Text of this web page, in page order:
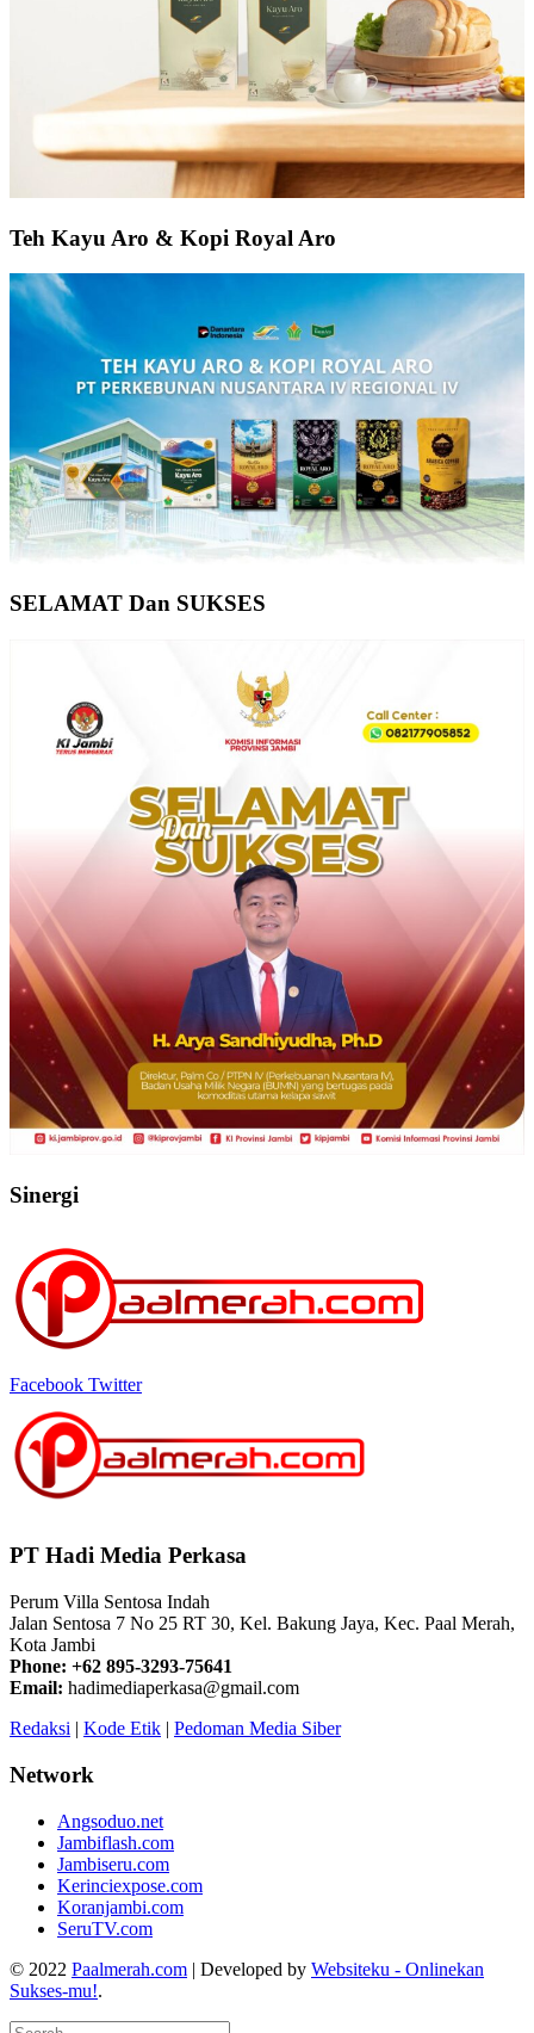
Teh Kayu Aro & Kopi Royal Aro
SELAMAT Dan SUKSES
Sinergi
Facebook Twitter
PT Hadi Media Perkasa
Perum Villa Sentosa Indah
Jalan Sentosa 7 No 25 RT 30, Kel. Bakung Jaya, Kec. Paal Merah,
Kota Jambi
Phone: +62 895-3293-75641
Email: hadimediaperkasa@gmail.com
Redaksi | Kode Etik | Pedoman Media Siber
Network
Angsoduo.net
Jambiflash.com
Jambiseru.com
Kerinciexpose.com
Koranjambi.com
SeruTV.com
© 2022 Paalmerah.com | Developed by Websiteku - Onlinekan
Sukses-mu!.